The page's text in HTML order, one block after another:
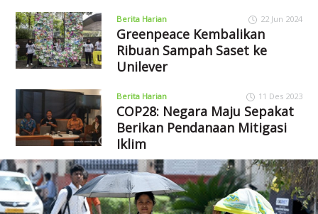
Berita Harian 22 Jun 2024
Greenpeace Kembalikan
Ribuan Sampah Saset ke
Unilever
Berita Harian 11 Des 2023
COP28: Negara Maju Sepakat
Berikan Pendanaan Mitigasi
Iklim